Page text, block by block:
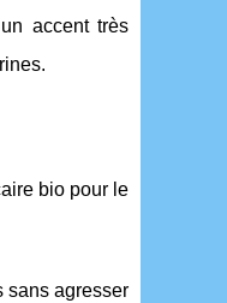
accent très
bio pour le
sans agresser